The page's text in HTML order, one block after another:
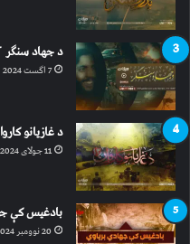
د جهاد سنګر ۲
7 اگست 2024
د غازیانو
11 جولای 2024
بادغیس کې
20 نوومبر 2024